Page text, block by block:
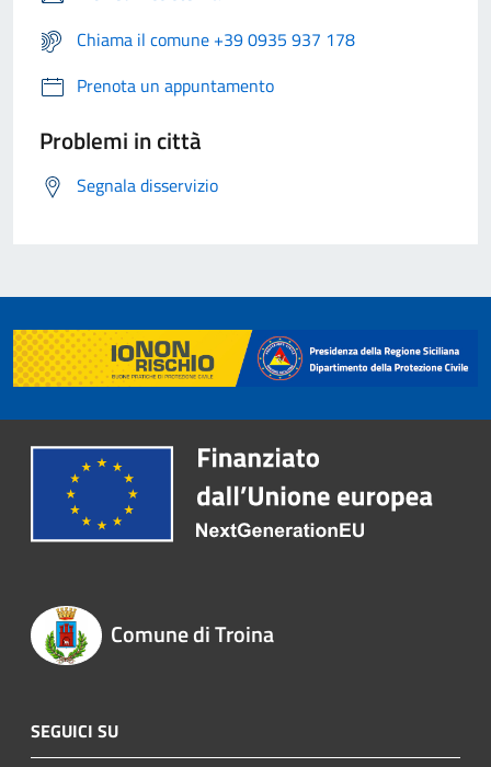
Chiama il comune +39 0935 937 178
Prenota un appuntamento
Problemi in città
Segnala disservizio
Comune di Troina
SEGUICI SU